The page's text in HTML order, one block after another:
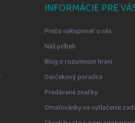
INFORMÁCIE PRE
Prečo nakupovať u nás
Náš príbeh
Blog o rozumnom hraní
Darčekový poradca
Predávané značky
Omaľovánky na vytlačenie